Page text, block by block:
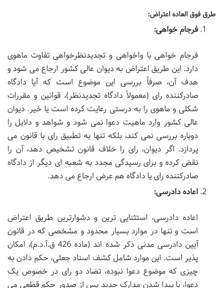
طرق فوق العاده اعتراض:
فرجام خواهی:
فرجام خواهی با واخواهی و تجدیدنظرخواهی تفاوت ماهوی
دارد. این طریق اعتراض به دیوان عالی کشور ارجاع می شود و
هدف آن، صرفاً بررسی این موضوع است که آیا دادگاه
صادرکننده رای (معمولاً دادگاه تجدیدنظر)، قوانین و مقررات
شکلی و ماهوی را به درستی رعایت کرده است یا خیر. دیوان
عالی کشور وارد ماهیت دعوا نمی شود و شواهد و دلایل را
دوباره بررسی نمی کند، بلکه تنها به تطبیق رای با قانون می
پردازد. اگر دیوان، رای را خلاف قانون تشخیص دهد، آن را
نقض کرده و برای رسیدگی مجدد به شعبه ای دیگر از دادگاه
صادرکننده رای یا دادگاه هم عرض ارجاع می دهد.
اعاده دادرسی:
اعاده دادرسی، استثنایی ترین و دشوارترین طریق اعتراض
است و تنها در موارد بسیار محدود و مشخصی که در قانون
آیین دادرسی مدنی ذکر شده اند (ماده 426 ق.آ.د.م)، امکان
پذیر است. این موارد شامل کشف اسناد جعلی، حکم دادن به
چیزی که موضوع دعوا نبوده، تضاد دو رای در خصوص یک
دعوا، یا پیدا شدن مدارک جدید پس از صدور حکم قطعی می